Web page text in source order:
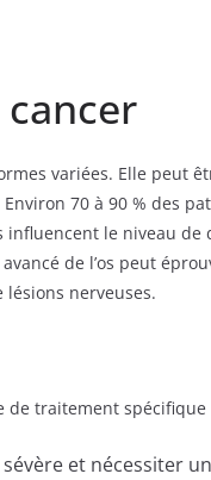
variées. Elle peut
70 à 90 % des
le niveau
de l’os peut
nerveuses.
de traitement spécifique
et nécessiter